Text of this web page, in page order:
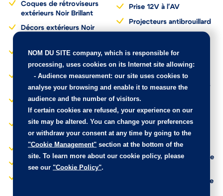
Coques de rétroviseurs
extérieurs Noir Brillant
Décors extérieurs Noir
Détection de sous-
Direction à assistance
électrique
Elargisseurs d'ailes et bas
de caisse Noir Mat
Enjoliveurs 3D 16" STEEL
& DESIGN
Feux AR à effet 3D
Feux diurnes à LED
Prise 12V à l'AV
Projecteurs antibrouillard
Régulateur-limiteur de
vitesse
Rétroviseurs extérieurs
électriques et dégivrants
Rétroviseurs extérieurs
rabattables
électriquement
Sécurité enfants
mécanique
Siège conducteur réglable
Système audio numérique
NOM DU SITE company, which is responsible for
processing, uses cookies on its Internet site allowing:
- Audience measurement: our site uses cookies to
analyse your browsing and enable it to measure the
audience and the number of visitors.
If certain cookies are refused, your experience on our
site may be altered. You can change your preferences
or withdraw your consent at any time by going to the
"Cookie Management" section at the bottom of the
site. To learn more about our cookie policy, please
see our "Cookie Policy".